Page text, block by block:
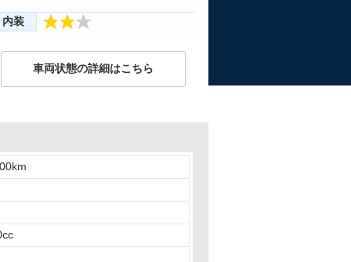
内装
車両状態の詳細はこちら